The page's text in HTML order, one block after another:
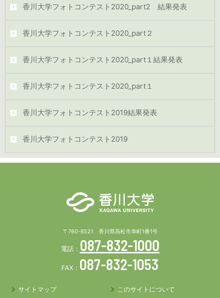
香川大学フォトコンテスト2020_part2 結果発表
香川大学フォトコンテスト2020_part２
香川大学フォトコンテスト2020_part１結果発表
香川大学フォトコンテスト2020_part１
香川大学フォトコンテスト2019結果発表
香川大学フォトコンテスト2019
〒760-8521 香川県高松市幸町1番1号
電話： 087-832-1000
FAX： 087-832-1053
サイトマップ このサイトについて